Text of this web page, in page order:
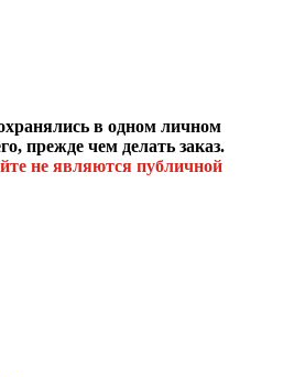
в одном личном
прежде чем делать заказ.
не являются публичной